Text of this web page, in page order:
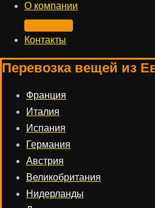
О компании
Контакты
Перевозка вещей из
Франция
Италия
Испания
Германия
Австрия
Великобритания
Нидерланды